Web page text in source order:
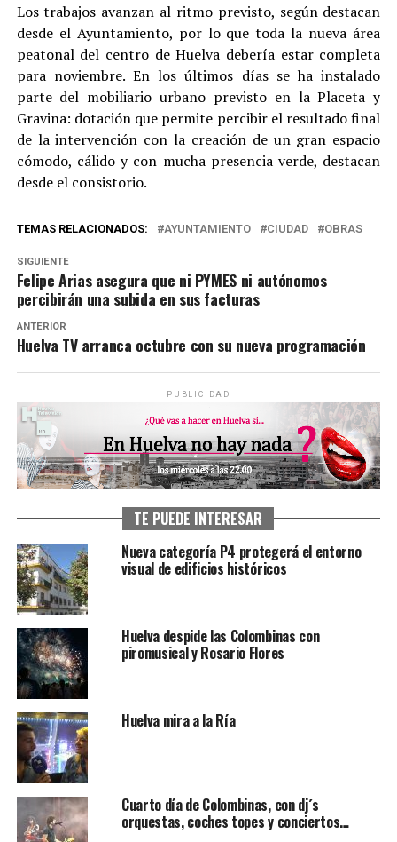
Los trabajos avanzan al ritmo previsto, según destacan
desde el Ayuntamiento, por lo que toda la nueva área
peatonal del centro de Huelva debería estar completa
para noviembre. En los últimos días se ha instalado
parte del mobiliario urbano previsto en la Placeta y
Gravina: dotación que permite percibir el resultado final
de la intervención con la creación de un gran espacio
cómodo, cálido y con mucha presencia verde, destacan
desde el consistorio.
TEMAS RELACIONADOS: AYUNTAMIENTO CIUDAD OBRAS
SIGUIENTE
Felipe Arias asegura que ni PYMES ni autónomos
percibirán una subida en sus facturas
ANTERIOR
Huelva TV arranca octubre con su nueva programación
PUBLICIDAD
TE PUEDE INTERESAR
Nueva categoría P4 protegerá el entorno
visual de edificios históricos
Huelva despide las Colombinas con
piromusical y Rosario Flores
Huelva mira a la Ría
Cuarto día de Colombinas, con dj´s
orquestas, coches topes y conciertos…